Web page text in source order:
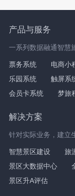
产品与服务
一系列数据融通智慧
票务系统 电商小
乐园系统
触屏系
会员卡系统
梦旅
解决方案
针对实际业务，建立
智慧景区建设 旅
景区大数据中心
景区升A评估